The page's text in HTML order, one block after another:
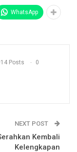
WhatsApp
Posts 0
NEXT POST
Kembali
Kelengkapan